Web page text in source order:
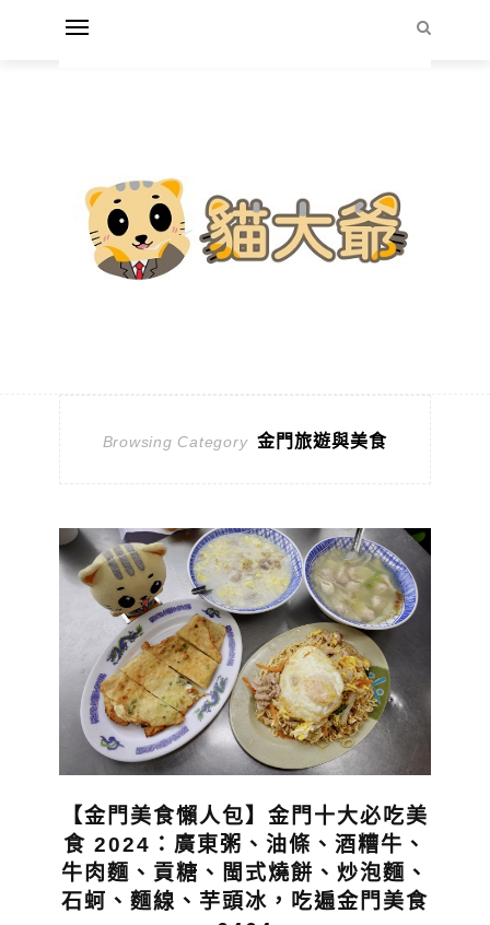
Browsing Category 金門旅遊與美食
【金門美食懶人包】金門十大必吃美
食 2024：廣東粥、油條、酒糟牛、
牛肉麵、貢糖、閩式燒餅、炒泡麵、
石蚵、麵線、芋頭冰，吃遍金門美食